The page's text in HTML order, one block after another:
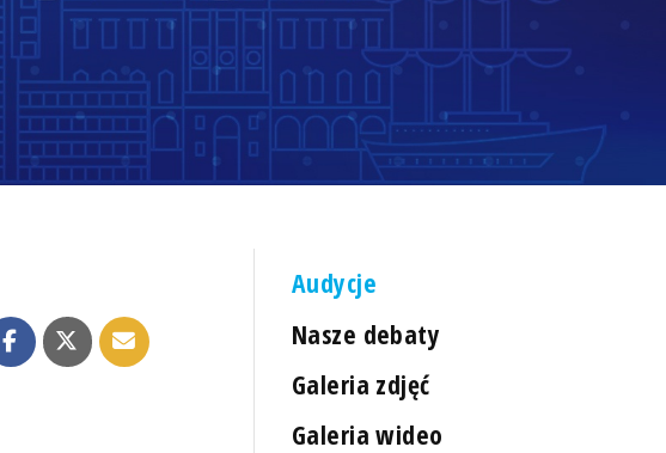
Audycje
Nasze debaty
Galeria zdjęć
Galeria wideo